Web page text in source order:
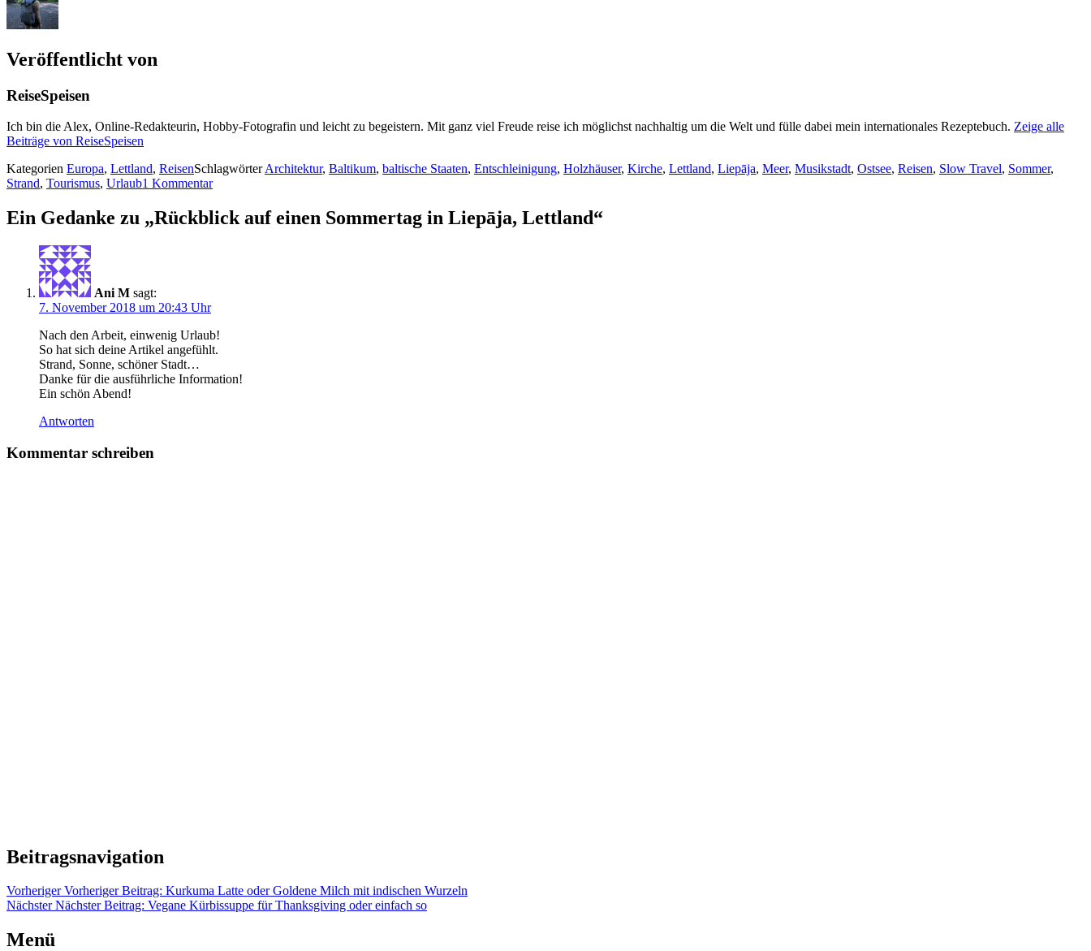
Veröffentlicht von
ReiseSpeisen
Ich bin die Alex, Online-Redakteurin, Hobby-Fotografin und leicht zu begeistern. Mit ganz viel Freude reise ich möglichst nachhaltig um die Welt und fülle dabei mein internationales Rezeptebuch. Zeige alle
Beiträge von ReiseSpeisen
Kategorien Europa, Lettland, ReisenSchlagwörterArchitektur, Baltikum, baltische Staaten, Entschleinigung, Holzhäuser, Kirche, Lettland, Liepāja, Meer, Musikstadt, Ostsee, Reisen, Slow Travel, Sommer,
Strand, Tourismus, Urlaub1 Kommentar
Ein Gedanke zu „Rückblick auf einen Sommertag in Liepāja, Lettland“
Ani M sagt:
7. November 2018 um 20:43 Uhr
Nach den Arbeit, einwenig Urlaub!
So hat sich deine Artikel angefühlt.
Strand, Sonne, schöner Stadt…
Danke für die ausführliche Information!
Ein schön Abend!
Antworten
Kommentar schreiben
Beitragsnavigation
Vorheriger Vorheriger Beitrag: Kurkuma Latte oder Goldene Milch mit indischen Wurzeln
Nächster Nächster Beitrag: Vegane Kürbissuppe für Thanksgiving oder einfach so
Menü